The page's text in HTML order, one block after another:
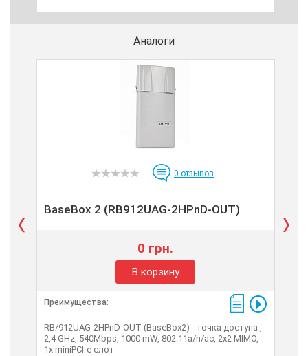
Аналоги
0 отзывов
BaseBox 2 (RB912UAG-2HPnD-OUT)
0 грн.
В корзину
Преимущества:
RB/912UAG-2HPnD-OUT (BaseBox2) - точка доступа ,
2,4 GHz, 540Mbps, 1000 mW, 802.11a/n/ac, 2x2 MIMO,
1x miniPCI-e слот